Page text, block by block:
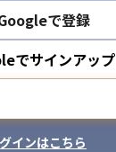
で登録
でサインアップ
インはこちら